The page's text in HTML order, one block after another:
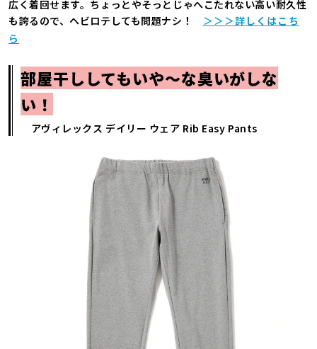
広く着回せます。ちょっとやそっとじゃへこたれない高い耐久性
も誇るので、ヘビロテしても問題ナシ！ ＞＞＞詳しくはこち
ら
部屋干ししてもいや〜な臭いがしな
い！
アヴィレックス デイリー ウェア Rib Easy Pants